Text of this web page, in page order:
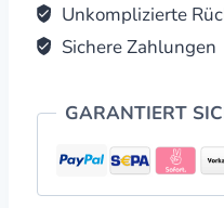
Unkomplizierte
Sichere Zahlungen
GARANTIERT